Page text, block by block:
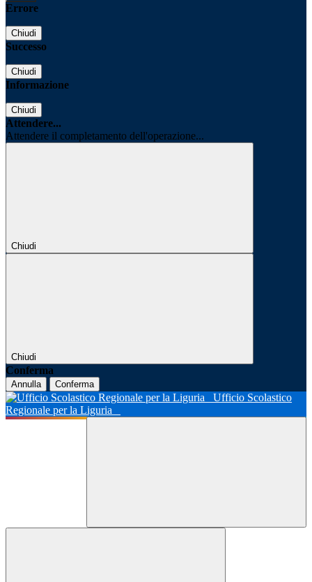
Errore
Chiudi
Successo
Chiudi
Informazione
Chiudi
Attendere...
Attendere il completamento dell'operazione...
Chiudi
Chiudi
Conferma
Annulla Conferma
Ufficio Scolastico
Regionale per la Liguria